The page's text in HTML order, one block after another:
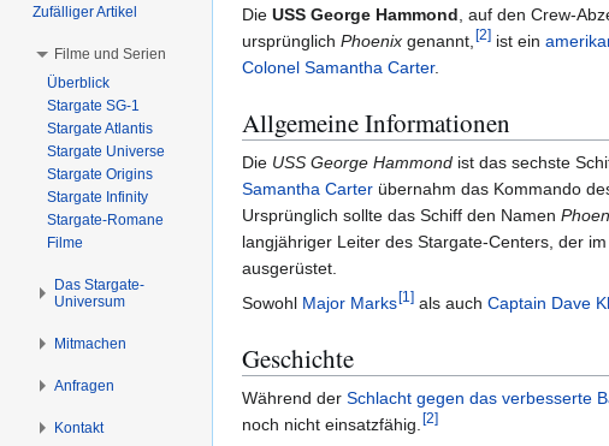
r
N
a
g
a
t
i
o
n
s
r
i
n
g
r
S
u
h
e
s
p
r
i
n
g
n
Die USS George Hammond , auf den Crew-
ursprünglich Phoenix genannt, [2] ist ein
Colonel Samantha Carter.
Allgemeine Informationen
Die USS George Hammond ist das sechste
Samantha Carter übernahm das Kommando
Ursprünglich sollte das Schiff den Namen
langjähriger Leiter des Stargate-Centers, der
ausgerüstet.
Sowohl Major Marks[1 ] als auch Captain Dave
Geschichte
Während der Schlacht gegen das verbesserte
noch nicht einsatzfähig. [2]
Zufälliger Artikel
Filme und Serien
Überblick
Stargate SG-1
Stargate Atlantis
Stargate Universe
Stargate Origins
Stargate Infinity
Stargate-Romane
Filme
Das Stargate-
Universum
Mitmachen
Anfragen
Kontakt